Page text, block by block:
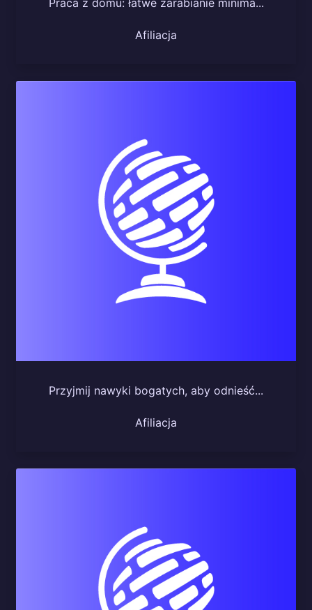
Praca z domu: łatwe zarabianie minima...
Afiliacja
Przyjmij nawyki bogatych, aby odnieść...
Afiliacja